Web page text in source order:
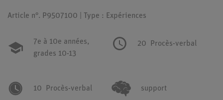
Article n°. P9507100 | Type : Expériences
7e à 10e années,
grades 10-13
20 Procès-verbal
10 Procès-verbal support